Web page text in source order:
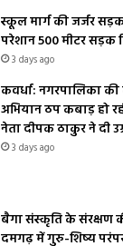
स्कूल मार्ग की जर्जर
परेशान 500 मीटर सड़क
3 days ago
कवर्धा: नगरपालिका
अभियान ठप कबाड़ हो
नेता दीपक ठाकुर ने दी
3 days ago
बैगा संस्कृति के संरक्षण
दमगढ़ में गुरु-शिष्य